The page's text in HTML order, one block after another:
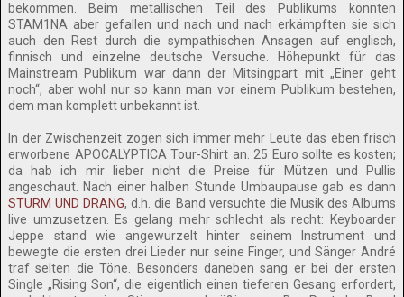
bekommen. Beim metallischen Teil des Publikums konnten
STAM1NA aber gefallen und nach und nach erkämpften sie sich
auch den Rest durch die sympathischen Ansagen auf englisch,
finnisch und einzelne deutsche Versuche. Höhepunkt für das
Mainstream Publikum war dann der Mitsingpart mit „Einer geht
noch“, aber wohl nur so kann man vor einem Publikum bestehen,
dem man komplett unbekannt ist.
In der Zwischenzeit zogen sich immer mehr Leute das eben frisch
erworbene APOCALYPTICA Tour-Shirt an. 25 Euro sollte es kosten;
da hab ich mir lieber nicht die Preise für Mützen und Pullis
angeschaut. Nach einer halben Stunde Umbaupause gab es dann
STURM UND DRANG, d.h. die Band versuchte die Musik des Albums
live umzusetzen. Es gelang mehr schlecht als recht: Keyboarder
Jeppe stand wie angewurzelt hinter seinem Instrument und
bewegte die ersten drei Lieder nur seine Finger, und Sänger André
traf selten die Töne. Besonders daneben sang er bei der ersten
Single „Rising Son“, die eigentlich einen tieferen Gesang erfordert,